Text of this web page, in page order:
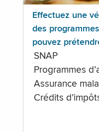
Effectuez une
des
pouvez
SNAP
Programmes
Assurance
Crédits